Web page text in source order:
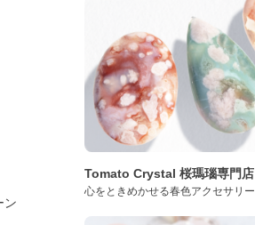
ン
Tomato Crystal 桜瑪瑙専門店
心をときめかせる春色アクセサリー